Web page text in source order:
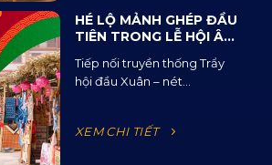
HÉ LỘ MẢNH GHÉP ĐẦU
TIÊN TRONG LỄ HỘI ÂM
OCEAN JAM 2025
Tiếp nối truyền thống Trẩy
hội đầu Xuân – nét...
XEM CHI TIẾT